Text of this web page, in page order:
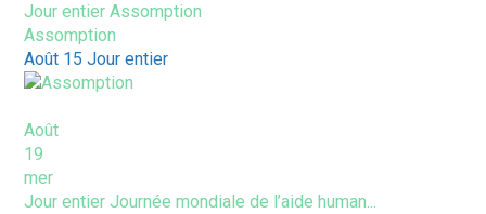
Jour entierAssomption
Assomption
Août 15Jour entier
Août
19
mer
Jour entierJournée mondiale de l’aide human...